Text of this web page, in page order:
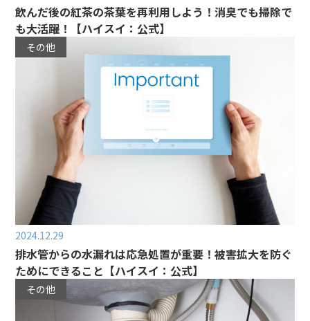
飲んだ後の紅茶の茶葉を再利用しよう！消臭でも掃除で
も大活躍！【ハイスイ：公式】
その他
2024.12.29
排水管からの水漏れは応急処置が重要！被害拡大を防ぐ
ためにできること【ハイスイ：公式】
その他